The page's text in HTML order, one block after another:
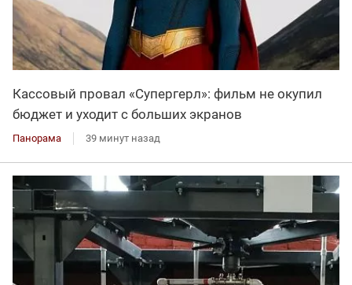
Кассовый провал «Супергерл»: фильм не окупил
бюджет и уходит с больших экранов
Панорама 39 минут назад